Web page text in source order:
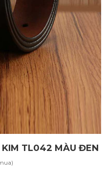
TL042 MÀU ĐEN